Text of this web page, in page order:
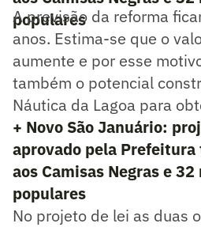
populares
A previsão da reforma
anos. Estima-se que o
aumente e por esse
também o potencial
Náutica da Lagoa para
+ Novo São Januário:
aprovado pela Prefeitura
aos Camisas Negras e
populares
No projeto de lei as duas